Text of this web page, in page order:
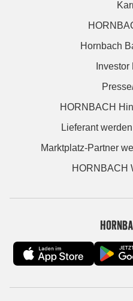
Hornbach
HORNBACH
Lieferant
Marktplatz-Partner
HORNBACH